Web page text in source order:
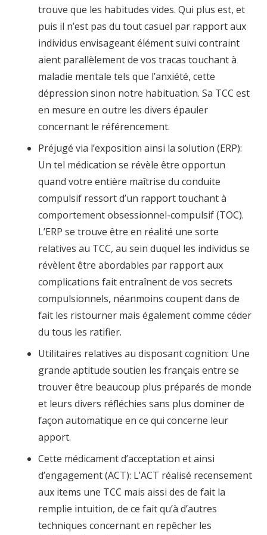
trouve que les habitudes vides. Qui plus est, et
puis il n’est pas du tout casuel par rapport aux
individus envisageant élément suivi contraint
aient parallèlement de vos tracas touchant à
maladie mentale tels que l’anxiété, cette
dépression sinon notre habituation. Sa TCC est
en mesure en outre les divers épauler
concernant le référencement.
Préjugé via l’exposition ainsi la solution (ERP):
Un tel médication se révèle être opportun
quand votre entière maîtrise du conduite
compulsif ressort d’un rapport touchant à
comportement obsessionnel-compulsif (TOC).
L’ERP se trouve être en réalité une sorte
relatives au TCC, au sein duquel les individus se
révèlent être abordables par rapport aux
complications fait entraînent de vos secrets
compulsionnels, néanmoins coupent dans de
fait les ristourner mais également comme céder
du tous les ratifier.
Utilitaires relatives au disposant cognition: Une
grande aptitude soutien les français entre se
trouver être beaucoup plus préparés de monde
et leurs divers réfléchies sans plus dominer de
façon automatique en ce qui concerne leur
apport.
Cette médicament d’acceptation et ainsi
d’engagement (ACT): L’ACT réalisé recensement
aux items une TCC mais aissi des de fait la
remplie intuition, de ce fait qu’à d’autres
techniques concernant en repêcher les